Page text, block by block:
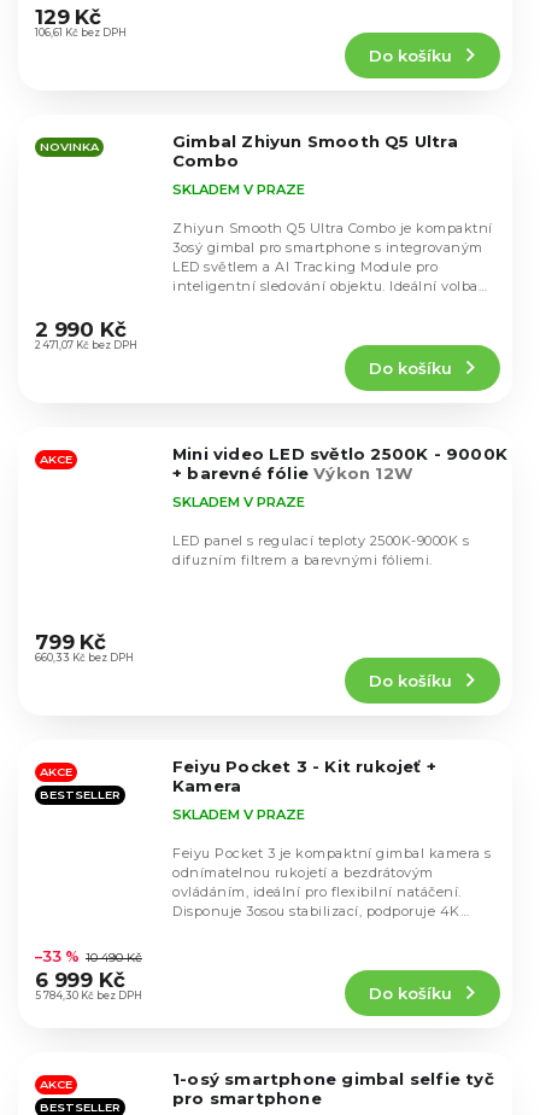
hodnocení
produktu
hvězdiček.
106,61 Kč bez DPH
129 Kč
Do košíku
NOVINKA
Gimbal Zhiyun Smooth Q5 Ultra
Combo
hodnocení
produktu
hvězdiček.
SKLADEM V PRAZE
2 471,07 Kč bez DPH
2 990 Kč
Do košíku
Zhiyun Smooth Q5 Ultra Combo je kompaktní
3osý gimbal pro smartphone s integrovaným
LED světlem a AI Tracking Module pro
inteligentní sledování objektu. Ideální volba
AKCE
Mini video LED světlo 2500K - 9000K
+ barevné fólieVýkon 12W
hodnocení
produktu
hvězdiček.
SKLADEM V PRAZE
660,33 Kč bez DPH
799 Kč
Do košíku
LED panel s regulací teploty 2500K-9000K s
difuzním filtrem a barevnými fóliemi.
AKCE
BESTSELLER
Feiyu Pocket 3 - Kit rukojeť +
Kamera
hodnocení
produktu
je
hvězdiček.
SKLADEM V PRAZE
5 784,30 Kč bez DPH
–33 % 10 490 Kč
6 999 Kč
Do košíku
Feiyu Pocket 3 je kompaktní gimbal kamera s
odnímatelnou rukojetí a bezdrátovým
ovládáním, ideální pro flexibilní natáčení.
Disponuje 3osou stabilizací, podporuje 4K
AKCE
BESTSELLER
1-osý smartphone gimbal selfie tyč
pro smartphone